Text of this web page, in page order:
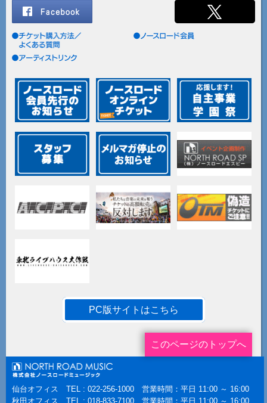
PC版サイトはこちら
このページのトップへ
仙台オフィス TEL : 022-256-1000 営業時間：平日 11:00 ～ 16:00
秋田オフィス TEL : 018-833-7100 営業時間：平日 11:00 ～ 16:00